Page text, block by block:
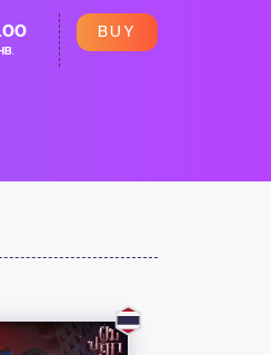
BUY